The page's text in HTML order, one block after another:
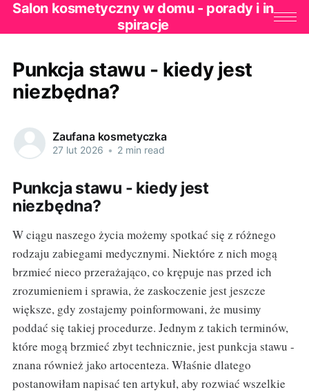
Salon kosmetyczny w domu - porady i in
spiracje
Punkcja stawu - kiedy jest
niezbędna?
Zaufana kosmetyczka
27 lut 2026 • 2 min read
Punkcja stawu - kiedy jest
niezbędna?
W ciągu naszego życia możemy spotkać się z różnego
rodzaju zabiegami medycznymi. Niektóre z nich mogą
brzmieć nieco przerażająco, co krępuje nas przed ich
zrozumieniem i sprawia, że zaskoczenie jest jeszcze
większe, gdy zostajemy poinformowani, że musimy
poddać się takiej procedurze. Jednym z takich terminów,
które mogą brzmieć zbyt technicznie, jest punkcja stawu -
znana również jako artocenteza. Właśnie dlatego
postanowiłam napisać ten artykuł, aby rozwiać wszelkie